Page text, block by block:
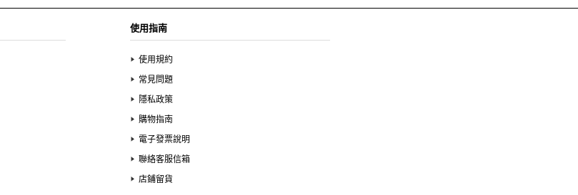
使用指南
使用規約
常見問題
隱私政策
購物指南
電子發票說明
聯絡客服信箱
店鋪留貨